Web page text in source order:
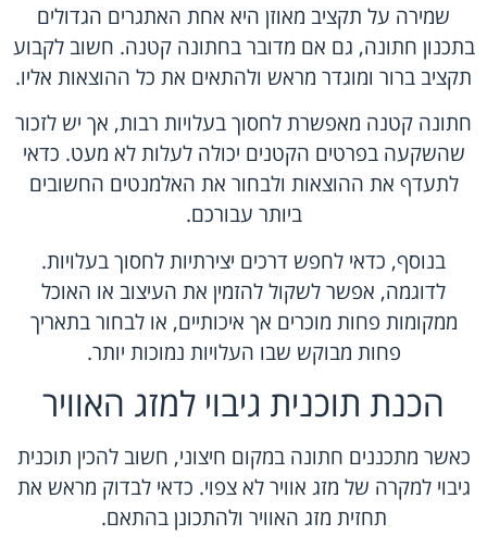
שמירה על תקציב מאוזן היא אחת האתגרים הגדולים
בתכנון חתונה, גם אם מדובר בחתונה קטנה. חשוב לקבוע
תקציב ברור ומוגדר מראש ולהתאים את כל ההוצאות אליו.
חתונה קטנה מאפשרת לחסוך בעלויות רבות, אך יש לזכור
שהשקעה בפרטים הקטנים יכולה לעלות לא מעט. כדאי
לתעדף את ההוצאות ולבחור את האלמנטים החשובים
ביותר עבורכם.
בנוסף, כדאי לחפש דרכים יצירתיות לחסוך בעלויות.
לדוגמה, אפשר לשקול להזמין את העיצוב או האוכל
ממקומות פחות מוכרים אך איכותיים, או לבחור בתאריך
פחות מבוקש שבו העלויות נמוכות יותר.
הכנת תוכנית גיבוי למזג האוויר
כאשר מתכננים חתונה במקום חיצוני, חשוב להכין תוכנית
גיבוי למקרה של מזג אוויר לא צפוי. כדאי לבדוק מראש את
תחזית מזג האוויר ולהתכונן בהתאם.